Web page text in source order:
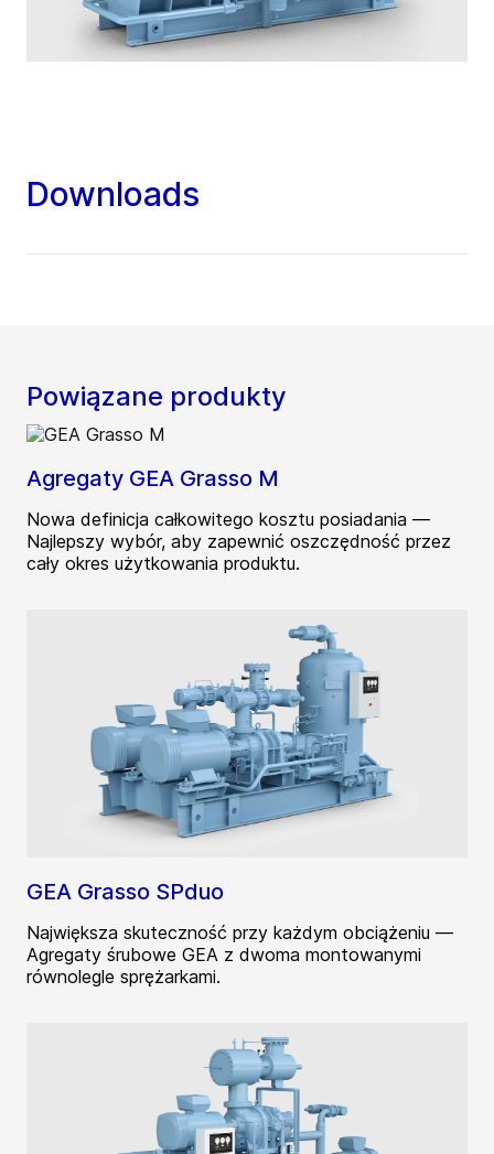
Downloads
Powiązane produkty
Agregaty GEA Grasso M
Nowa definicja całkowitego kosztu posiadania —
Najlepszy wybór, aby zapewnić oszczędność przez
cały okres użytkowania produktu.
GEA Grasso SPduo
Największa skuteczność przy każdym obciążeniu —
Agregaty śrubowe GEA z dwoma montowanymi
równolegle sprężarkami.